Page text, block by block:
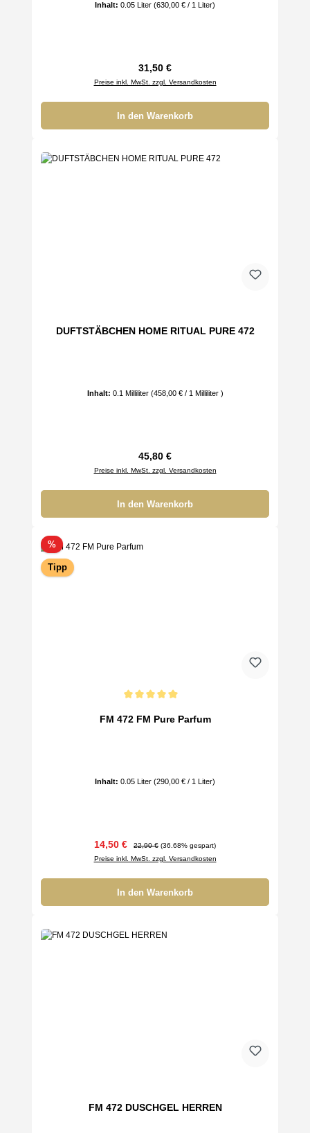
Inhalt: 0.05 Liter (630,00 € / 1 Liter)
Regulärer Preis:
31,50 €
Preise inkl. MwSt. zzgl. Versandkosten
In den Warenkorb
DUFTSTÄBCHEN HOME RITUAL PURE 472
Inhalt: 0.1 Milliliter (458,00 € / 1 Milliliter )
Regulärer Preis:
45,80 €
Preise inkl. MwSt. zzgl. Versandkosten
In den Warenkorb
%Rabatt
Tipp
FM 472 FM Pure Parfum
Inhalt: 0.05 Liter (290,00 € / 1 Liter)
Verkaufspreis:
14,50 € Regulärer Preis:
22,90 € (36.68% gespart)
Preise inkl. MwSt. zzgl. Versandkosten
In den Warenkorb
FM 472 DUSCHGEL HERREN